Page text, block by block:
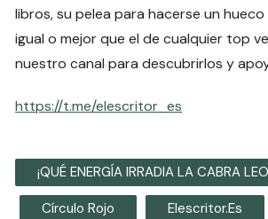
libros, su pelea para hacerse un hueco
igual o mejor que el de cualquier top
nuestro canal para descubrirlos y
https://t.me/elescritor_es
¡QUÉ ENERGÍA IRRADIA LA CABRA
Círculo Rojo Elescritor.es